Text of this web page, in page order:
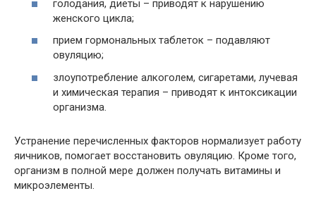
голодания, диеты – приводят к нарушению
женского цикла;
прием гормональных таблеток – подавляют
овуляцию;
злоупотребление алкоголем, сигаретами, лучевая
и химическая терапия – приводят к интоксикации
организма.
Устранение перечисленных факторов нормализует работу
яичников, помогает восстановить овуляцию. Кроме того,
организм в полной мере должен получать витамины и
микроэлементы.